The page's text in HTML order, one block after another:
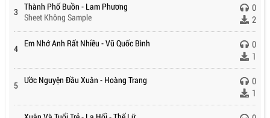
3 Thành Phố Buồn - Lam Phương
Sheet Không Sample
0
2
4 Em Nhớ Anh Rất Nhiều - Vũ Quốc Bình
0
1
5 Ước Nguyện Đầu Xuân - Hoàng Trang
0
1